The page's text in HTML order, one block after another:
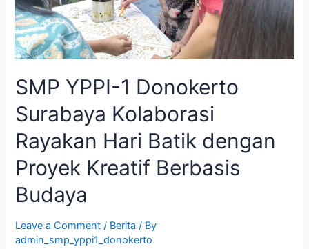
SMP YPPI-1 Donokerto
Surabaya Kolaborasi
Rayakan Hari Batik dengan
Proyek Kreatif Berbasis
Budaya
Leave a Comment / Berita / By
admin_smp_yppi1_donokerto